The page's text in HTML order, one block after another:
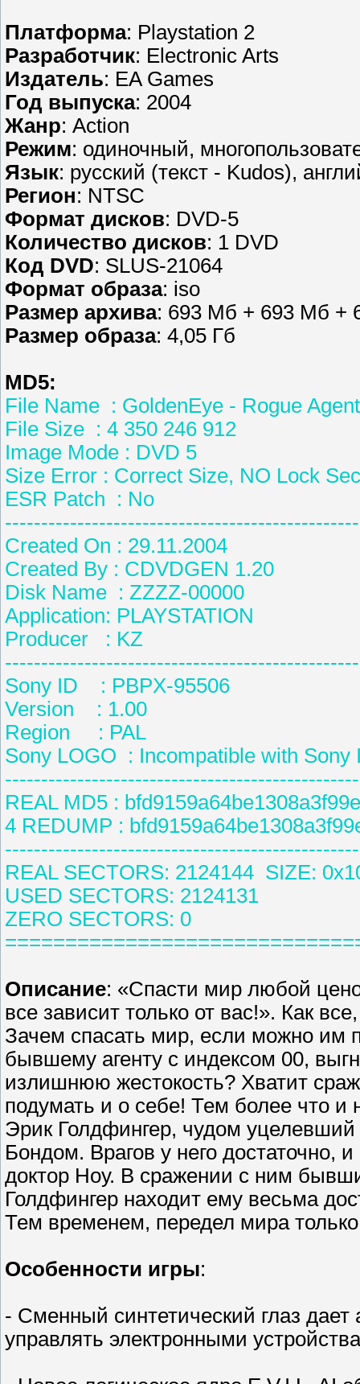
Платформа: Playstation 2
Разработчик: Electronic Arts
Издатель: EA Games
Год выпуска: 2004
Жанр: Action
Режим: одиночный,
Язык: русский (текст - Kudos),
Регион: NTSC
Формат дисков: DVD-5
Количество дисков: 1 DVD
Код DVD: SLUS-21064
Формат образа: iso
Размер архива: 693 Мб + 693 Мб +
Размер образа: 4,05 Гб
MD5:
File Name : GoldenEye - Rogue
File Size : 4 350 246 912
Image Mode : DVD 5
Size Error : Correct Size, NO Lock
ESR Patch : No
Created On : 29.11.2004
Created By : CDVDGEN
Disk Name : ZZZZ-
Application:
Producer : KZ
Sony ID : PBPX-95506
Version : 1.00
Region : PAL
Sony LOGO : Incompatible with Sony
REAL MD5 :
4 REDUMP :
REAL SECTORS: 2124144 SIZE:
USED SECTORS: 2124131
ZERO SECTORS: 0
Описание: «Спасти мир любой
все зависит только от вас!». Как
Зачем спасать мир, если можно им
бывшему агенту с индексом 00,
излишнюю жестокость? Хватит
подумать и о себе! Тем более что
Эрик Голдфингер, чудом уцелевший
Бондом. Врагов у него
доктор Ноу. В сражении с ним
Голдфингер находит ему весьма
Тем временем, передел мира
Особенности игры:
- Сменный синтетический глаз дает
управлять электронными